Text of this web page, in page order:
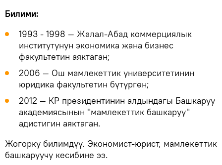
Билими:
1993 - 1998 — Жалал-Абад коммерциялык
институтунун экономика жана бизнес
факультетин аяктаган;
2006 — Ош мамлекеттик университетинин
юридика факультетин бүтүргөн;
2012 — КР президентинин алдындагы Башкаруу
академиясынын "мамлекеттик башкаруу"
адистигин аяктаган.
Жогорку билимдүү. Экономист-юрист, мамлекеттик
башкаруучу кесибине ээ.